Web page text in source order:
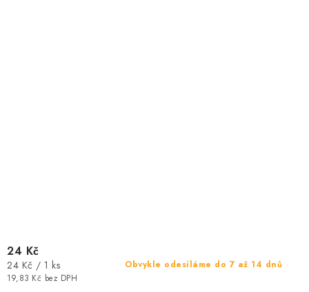
Obvykle odesíláme do 7 až 14 dnů
19,83 Kč bez DPH
24 Kč
Měrná
cena:
24 Kč / 1 ks